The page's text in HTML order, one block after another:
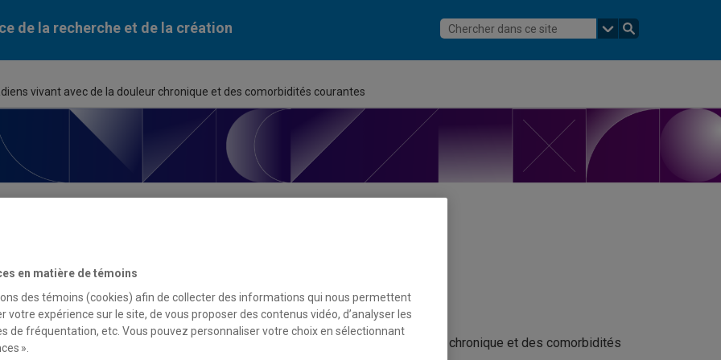
de la recherche et de la création
vivant avec de la douleur chronique et des comorbidités courantes
programme
et améliorer la qualité de vie des vétérans canadiens vivant avec de la douleur chronique et des comorbidités
en matière de témoins
des témoins (cookies) afin de collecter des informations qui nous permettent
votre expérience sur le site, de vous proposer des contenus vidéo, d’analyser les
de fréquentation, etc. Vous pouvez personnaliser votre choix en sélectionnant
».